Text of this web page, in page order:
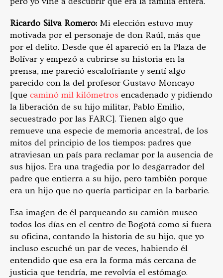
Ricardo Silva Romero: Mi elección estuvo muy
motivada por el personaje de don Raúl, más que
por el delito. Desde que él apareció en la Plaza de
Bolívar y empezó a cubrirse su historia en la
prensa, me pareció escalofriante y sentí algo
parecido con la del profesor Gustavo Moncayo
[que caminó mil kilómetros encadenado y pidiendo
la liberación de su hijo militar, Pablo Emilio,
secuestrado por las FARC]. Tienen algo que
remueve una especie de memoria ancestral, de los
mitos del principio de los tiempos: padres que
atraviesan un país para reclamar por la ausencia de
sus hijos. Era una tragedia por lo desgarrador del
padre que entierra a su hijo, pero también porque
era un hijo que no quería participar en la barbarie.
Esa imagen de él parqueando su camión museo
todos los días en el centro de Bogotá como si fuera
su oficina, contando la historia de su hijo, que yo
incluso escuché un par de veces, habiendo él
entendido que esa era la forma más cercana de
justicia que tendría, me revolvía el estómago.